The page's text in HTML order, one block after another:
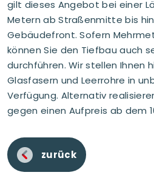
gilt dieses Angebot bei einer
Metern ab Straßenmitte bis
Gebäudefront. Sofern
können Sie den Tiefbau auch
durchführen. Wir stellen Ihnen
Glasfasern und Leerrohre in
Verfügung. Alternativ
gegen einen Aufpreis ab dem
zurück